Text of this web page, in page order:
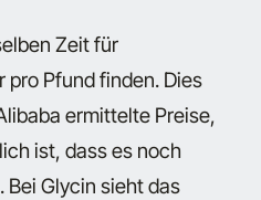
Zeit für
pro Pfund finden. Dies
ermittelte Preise,
ist, dass es noch
Bei Glycin sieht das